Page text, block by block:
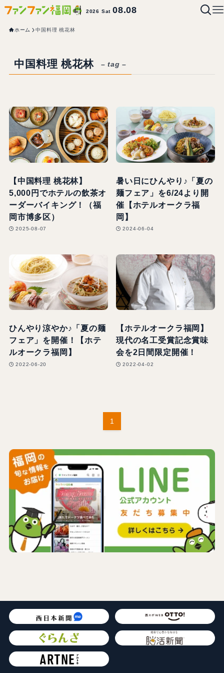
2026 Sat08.08
ホーム 中国料理 桃花林
中国料理 桃花林 – tag –
【中国料理 桃花林】
5,000円でホテルの飲茶オ
ーダーバイキング！（福
岡市博多区）
2025-08-07
暑い日にひんやり♪「夏の
麺フェア」を6/24より開
催【ホテルオークラ福
岡】
2024-06-04
ひんやり涼やか♪「夏の麺
フェア」を開催！【ホテ
ルオークラ福岡】
2022-06-20
【ホテルオークラ福岡】
現代の名工受賞記念賞味
会を2日間限定開催！
2022-04-02
1